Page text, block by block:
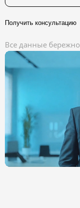
Получить консультацию
Все данные